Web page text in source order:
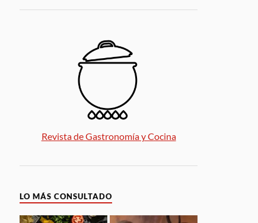
Revista de Gastronomía y Cocina
LO MÁS CONSULTADO